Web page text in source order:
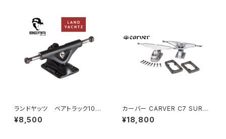
ランドヤッツ ベアトラック105
mm 前後ペア
¥8,500
カーバー CARVER C7 SURFS
KATE TRUCK SET
¥18,800